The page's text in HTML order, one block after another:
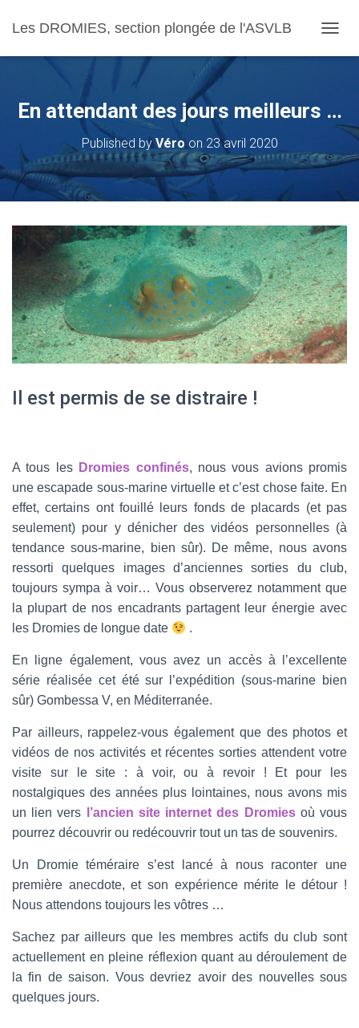
Les DROMIES, section plongée de l'ASVLB
En attendant des jours meilleurs …
Published byVéro on 23 avril 2020
Il est permis de se distraire !
A tous les Dromies confinés, nous vous avions promis
une escapade sous-marine virtuelle et c’est chose faite. En
effet, certains ont fouillé leurs fonds de placards (et pas
seulement) pour y dénicher des vidéos personnelles (à
tendance sous-marine, bien sûr). De même, nous avons
ressorti quelques images d’anciennes sorties du club,
toujours sympa à voir… Vous observerez notamment que
la plupart de nos encadrants partagent leur énergie avec
les Dromies de longue date
.
En ligne également, vous avez un accès à l’excellente
série réalisée cet été sur l’expédition (sous-marine bien
sûr) Gombessa V, en Méditerranée.
Par ailleurs, rappelez-vous également que des photos et
vidéos de nos activités et récentes sorties attendent votre
visite sur le site : à voir, ou à revoir ! Et pour les
nostalgiques des années plus lointaines, nous avons mis
un lien vers
l’ancien site internet des Dromiesoù vous
pourrez découvrir ou redécouvrir tout un tas de souvenirs.
Un Dromie téméraire s’est lancé à nous raconter une
première anecdote, et son expérience mérite le détour !
Nous attendons toujours les vôtres …
Sachez par ailleurs que les membres actifs du club sont
actuellement en pleine réflexion quant au déroulement de
la fin de saison. Vous devriez avoir des nouvelles sous
quelques jours.